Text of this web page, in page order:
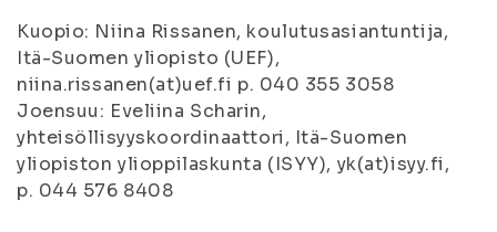
Kuopio: Niina Rissanen, koulutusasiantuntija,
Itä-Suomen yliopisto (UEF),
niina.rissanen(at)uef.fi p. 040 355 3058
Joensuu: Eveliina Scharin,
yhteisöllisyyskoordinaattori, Itä-Suomen
yliopiston ylioppilaskunta (ISYY), yk(at)isyy.fi,
p. 044 576 8408